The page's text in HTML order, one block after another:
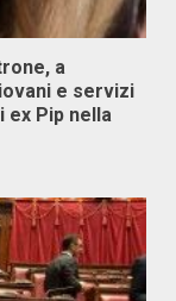
a
e servizi
ex Pip nella